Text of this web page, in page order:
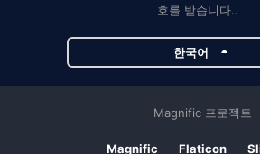
호를 받습니다..
한국어
Magnific 프로젝트
Magnific Flaticon